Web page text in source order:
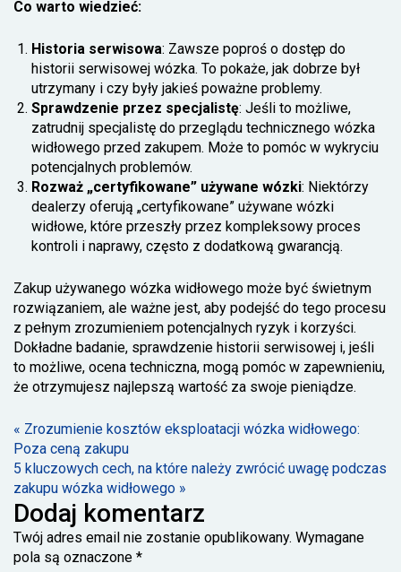
Co warto wiedzieć:
Historia serwisowa: Zawsze poproś o dostęp do
historii serwisowej wózka. To pokaże, jak dobrze był
utrzymany i czy były jakieś poważne problemy.
Sprawdzenie przez specjalistę: Jeśli to możliwe,
zatrudnij specjalistę do przeglądu technicznego wózka
widłowego przed zakupem. Może to pomóc w wykryciu
potencjalnych problemów.
Rozważ „certyfikowane” używane wózki: Niektórzy
dealerzy oferują „certyfikowane” używane wózki
widłowe, które przeszły przez kompleksowy proces
kontroli i naprawy, często z dodatkową gwarancją.
Zakup używanego wózka widłowego może być świetnym
rozwiązaniem, ale ważne jest, aby podejść do tego procesu
z pełnym zrozumieniem potencjalnych ryzyk i korzyści.
Dokładne badanie, sprawdzenie historii serwisowej i, jeśli
to możliwe, ocena techniczna, mogą pomóc w zapewnieniu,
że otrzymujesz najlepszą wartość za swoje pieniądze.
« Zrozumienie kosztów eksploatacji wózka widłowego:
Poza ceną zakupu
5 kluczowych cech, na które należy zwrócić uwagę podczas
zakupu wózka widłowego »
Dodaj komentarz
Twój adres email nie zostanie opublikowany. Wymagane
pola są oznaczone *